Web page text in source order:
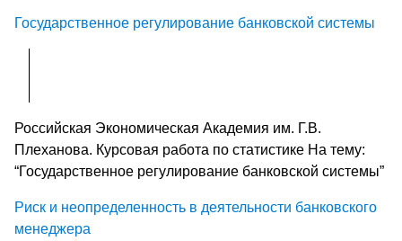
Государственное регулирование банковской системы
Российская Экономическая Академия им. Г.В.
Плеханова. Курсовая работа по статистике На тему:
“Государственное регулирование банковской системы”
Риск и неопределенность в деятельности банковского
менеджера